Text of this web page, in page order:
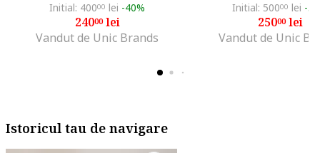
Initial: 40000 lei -40%
24000lei
Vandut de Unic Brands
Initial: 50000 lei -
25000lei
Vandut de Unic
Istoricul tau de navigare